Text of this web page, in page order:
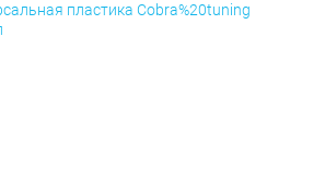
пластика Cobra%20tuning